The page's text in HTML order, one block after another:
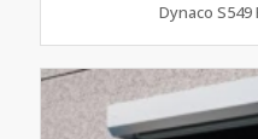
Dynaco